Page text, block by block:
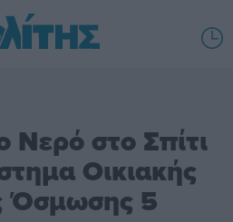
Νερό στο Σπίτι
Οικιακής
Όσμωσης 5